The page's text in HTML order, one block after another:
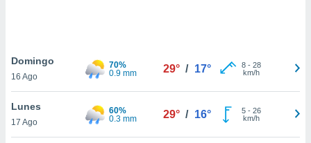
únicos
similares
Domingo
16 Ago
70%
0.9 mm
29° / 17° 8- 28
km/h
Lunes
17 Ago
60%
0.3 mm
29° / 16° 5- 26
km/h